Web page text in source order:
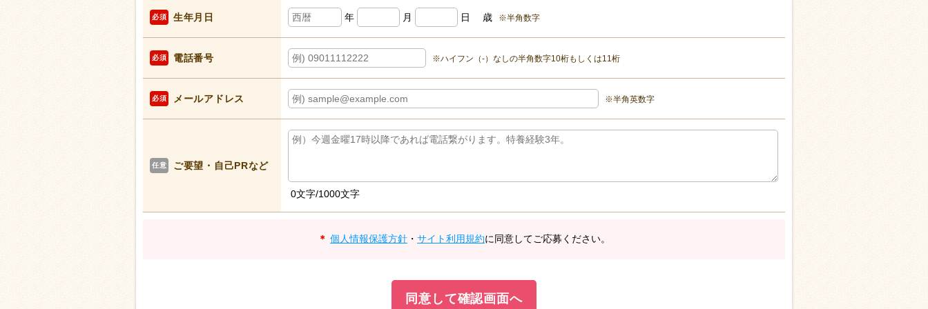
生年月日
必須 年 月 日 歳 ※半角数字
電話番号
必須 ※ハイフン（-）なしの半角数字10桁もしくは11桁
メールアドレス
必須 ※半角英数字
ご要望・自己PRなど
任意
0文字/1000文字
＊ 個人情報保護方針 ・ サイト利用規約に同意してご応募ください。
同意して確認画面へ